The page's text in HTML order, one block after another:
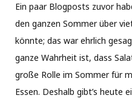
Ein paar Blogposts zuvor
den ganzen Sommer über
könnte; das war ehrlich
ganze Wahrheit ist, dass
große Rolle im Sommer für
Essen. Deshalb gibt’s heute